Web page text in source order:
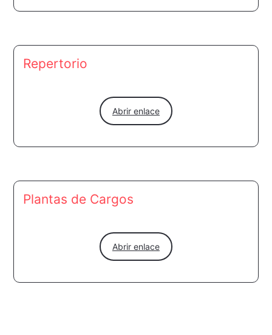
Repertorio
Abrir enlace
Plantas de Cargos
Abrir enlace